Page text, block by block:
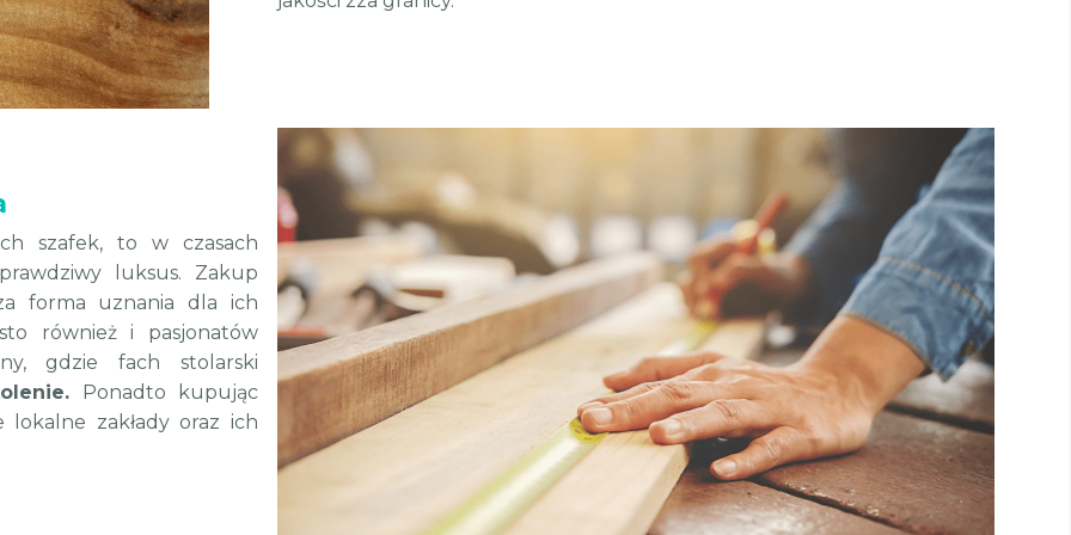
szafek, to w czasach
luksus. Zakup
forma uznania dla ich
również i pasjonatów
gdzie fach stolarski
Ponadto kupując
lokalne zakłady oraz ich